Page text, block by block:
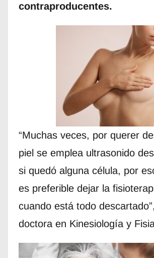
contraproducentes.
“Muchas veces, por querer
piel se emplea ultrasonido
si quedó alguna célula, por
es preferible dejar la
cuando está todo
doctora en Kinesiología y